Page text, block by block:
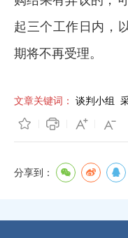
起三个工作日内，
期将不再受理。
文章关键词： 谈判小组
分享到：